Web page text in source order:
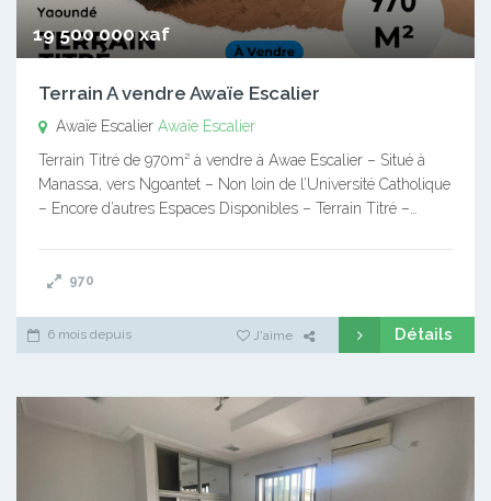
19 500 000 xaf
Terrain A vendre Awaïe Escalier
Awaïe Escalier Awaïe Escalier
Terrain Titré de 970m² à vendre à Awae Escalier – Situé à
Manassa, vers Ngoantet – Non loin de l’Université Catholique
– Encore d’autres Espaces Disponibles – Terrain Titré –…
970
6 mois depuis J'aime Détails